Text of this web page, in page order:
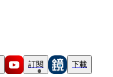
訂閱 下載